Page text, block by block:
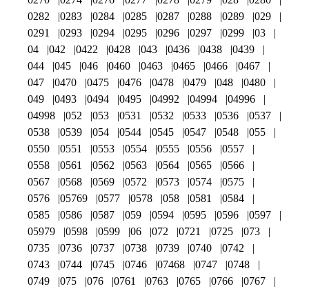
0282
0283 0284 0285 0287 0288 0289
029
0291
0293 0294 0295 0296 0297 0299
03
04
042 0422 0428 043 0436 0438
0439
044
045 046 0460 0463 0465 0466
0467
047
0470 0475 0476 0478 0479 048
0480
049
0493 0494 0495 04992 04994
04996
04998
052 053 0531 0532 0533 0536
0537
0538
0539 054 0544 0545 0547 0548
055
0550
0551 0553 0554 0555 0556
0557
0558
0561 0562 0563 0564 0565
0566
0567
0568 0569 0572 0573 0574
0575
0576
05769 0577 0578 058 0581
0584
0585
0586 0587 059 0594 0595 0596
0597
05979
0598 0599 06 072 0721 0725
073
0735
0736 0737 0738 0739 0740
0742
0743
0744 0745 0746 07468 0747
0748
0749
075 076 0761 0763 0765 0766
0767